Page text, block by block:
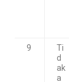
9
Ti
d
ak
a